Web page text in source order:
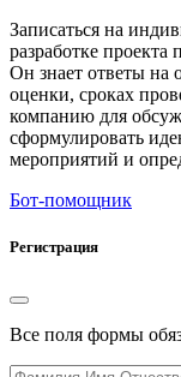
Записаться на
разработке
Он знает ответы на
оценки, сроках
компанию для
сформулировать
мероприятий и
Бот-помощник
Регистрация
Все поля формы